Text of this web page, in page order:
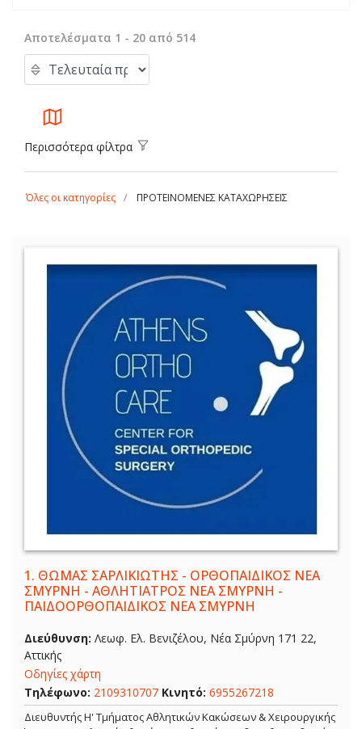
Αποτελέσματα 1 - 20 από 514
Περισσότερα φίλτρα
Όλες οι κατηγορίες ΠΡΟΤΕΙΝΟΜΕΝΕΣ ΚΑΤΑΧΩΡΗΣΕΙΣ
1. ΘΩΜΑΣ ΣΑΡΛΙΚΙΩΤΗΣ - ΟΡΘΟΠΑΙΔΙΚΟΣ ΝΕΑ
ΣΜΥΡΝΗ - ΑΘΛΗΤΙΑΤΡΟΣ ΝΕΑ ΣΜΥΡΝΗ -
ΠΑΙΔΟΟΡΘΟΠΑΙΔΙΚΟΣ ΝΕΑ ΣΜΥΡΝΗ
Διεύθυνση: Λεωφ. Ελ. Βενιζέλου, Νέα Σμύρνη 171 22,
Αττικής
Οδηγίες χάρτη
Τηλέφωνο: 2109310707 Κινητό: 6955267218
Διευθυντής Η' Τμήματος Αθλητικών Κακώσεων & Χειρουργικής